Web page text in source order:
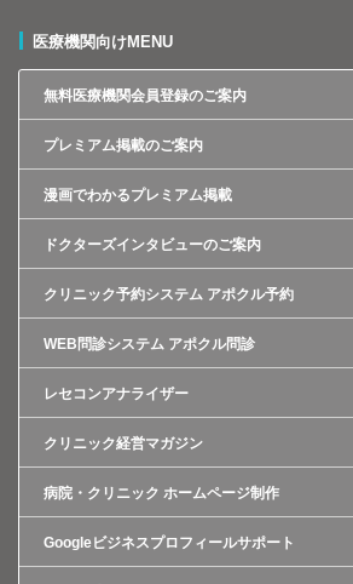
医療機関向けMENU
無料医療機関会員登録のご案内
プレミアム掲載のご案内
漫画でわかるプレミアム掲載
ドクターズインタビューのご案内
クリニック予約システム アポクル予約
WEB問診システム アポクル問診
レセコンアナライザー
クリニック経営マガジン
病院・クリニック ホームページ制作
Googleビジネスプロフィールサポート